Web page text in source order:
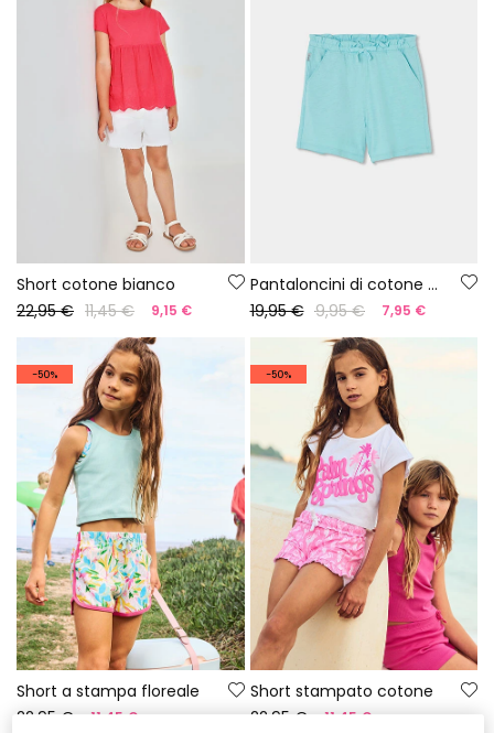
Short cotone bianco
22,95 € 11,45 € 9,15 €
Pantaloncini di cotone azzurri
19,95 € 9,95 € 7,95 €
-50%
Short a stampa floreale
22,95 €
11,45 €
-50%
Short stampato cotone
22,95 €
11,45 €